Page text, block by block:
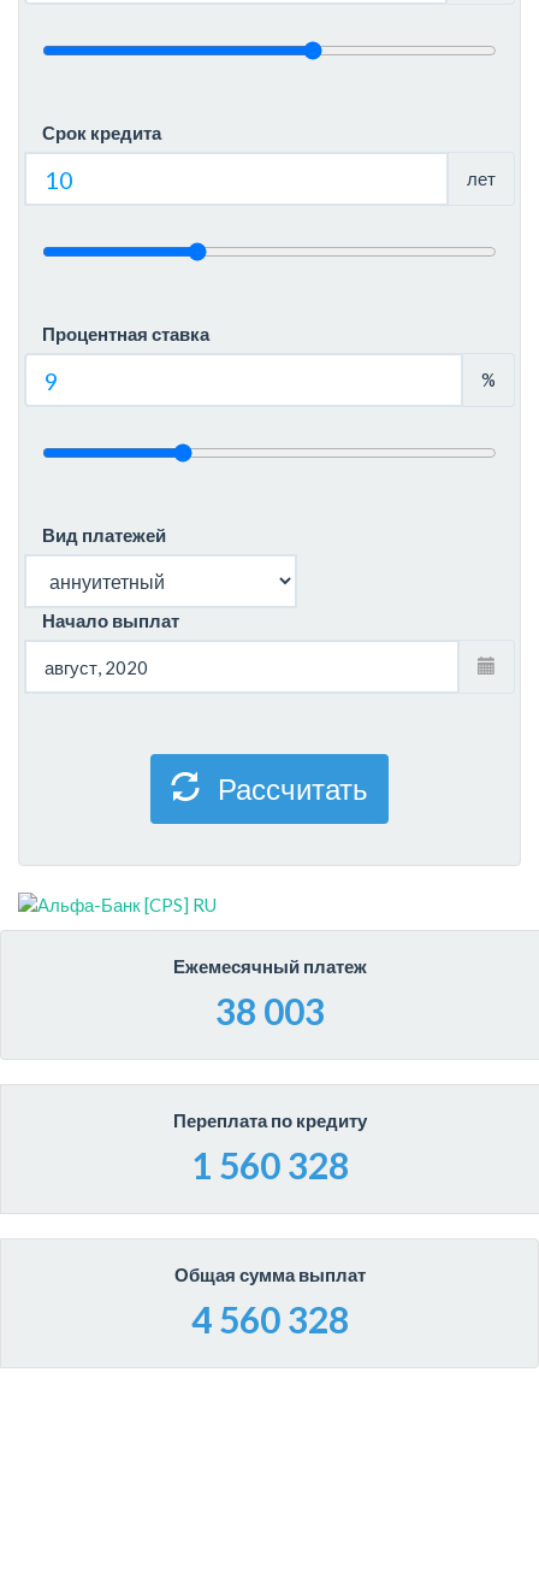
Срок кредита
лет
Процентная ставка
%
Вид платежей
Начало выплат
Рассчитать
Ежемесячный платеж
38 003
Переплата по кредиту
1 560 328
Общая сумма выплат
4 560 328